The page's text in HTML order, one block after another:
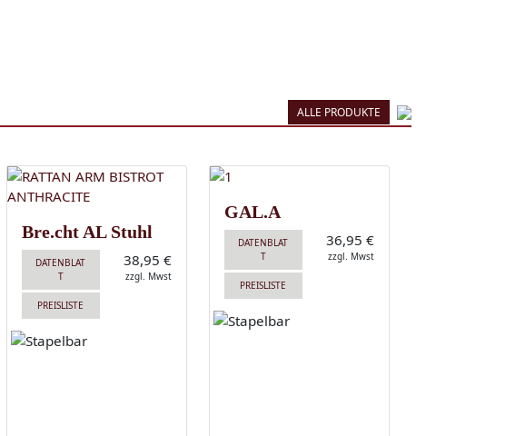
ALLE PRODUKTE
Bre.cht AL Stuhl
DATENBLAT
T
PREISLISTE
38,95 €
zzgl. Mwst
GAL.A
DATENBLAT
T
PREISLISTE
36,95 €
zzgl. Mwst